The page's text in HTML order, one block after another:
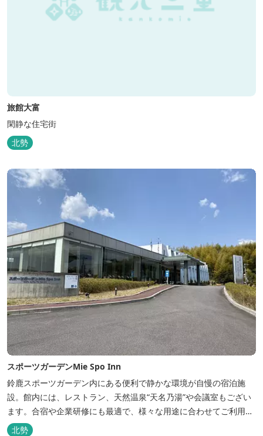
旅館大富
閑静な住宅街
北勢
スポーツガーデンMie Spo Inn
鈴鹿スポーツガーデン内にある便利で静かな環境が自慢の宿泊施
設。館内には、レストラン、天然温泉“天名乃湯”や会議室もござい
ます。合宿や企業研修にも最適で、様々な用途に合わせてご利用頂
けます。
北勢